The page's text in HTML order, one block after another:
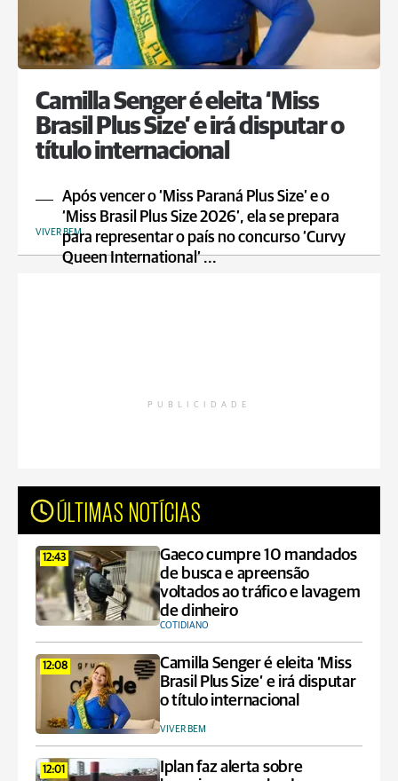
Camilla Senger é eleita ‘Miss
Brasil Plus Size’ e irá disputar o
título internacional
Após vencer o ‘Miss Paraná Plus Size’ e o
‘Miss Brasil Plus Size 2026’, ela se prepara
para representar o país no concurso ‘Curvy
Queen International’ ...
VIVER BEM
PUBLICIDADE
ÚLTIMAS NOTÍCIAS
12:43
Gaeco cumpre 10 mandados
de busca e apreensão
voltados ao tráfico e lavagem
de dinheiro
COTIDIANO
12:08
Camilla Senger é eleita ‘Miss
Brasil Plus Size’ e irá disputar
o título internacional
VIVER BEM
12:01
Iplan faz alerta sobre